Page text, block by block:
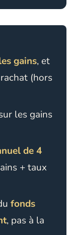
gains, et
(hors
les gains
de 4
+ taux
fonds
, pas à la